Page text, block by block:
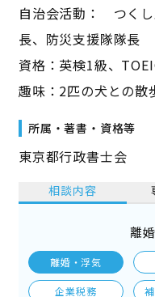
自治会活動： つく
長、防災支援隊隊長
資格：英検1級、
趣味：2匹の犬との散
所属・著書・資格等
東京都行政書士会
相談内容
離
離婚・浮気
企業税務